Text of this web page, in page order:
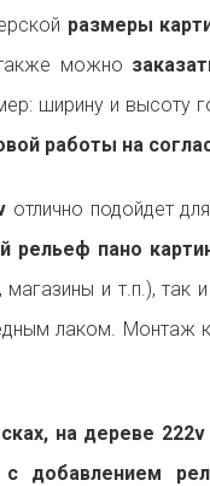
размеры
можно
ширину и высоту
работы на
отлично подойдет
рельеф пано
и т.п.), так
лаком. Монтаж
на дереве 222v
с добавлением